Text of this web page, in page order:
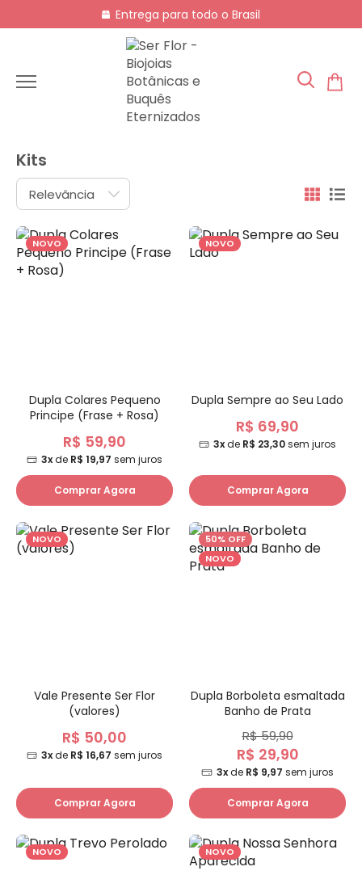
Entrega para todo o Brasil
Kits
NOVO
Dupla Colares Pequeno
Principe (Frase + Rosa)
R$ 59,90
3xde R$ 19,97 sem juros
Comprar Agora
NOVO
Dupla Sempre ao Seu Lado
R$ 69,90
3xde R$ 23,30sem juros
Comprar Agora
NOVO
Vale Presente Ser Flor
(valores)
R$ 50,00
3xde R$ 16,67 sem juros
Comprar Agora
50% OFF
NOVO
Dupla Borboleta esmaltada
Banho de Prata
R$ 59,90
R$ 29,90
3xde R$ 9,97 sem juros
Comprar Agora
NOVO NOVO